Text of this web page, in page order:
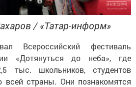
/ «Татар-информ»
Всероссийский фестиваль
«Дотянуться до неба», где
тыс. школьников, студентов
всей страны. Они познакомятся